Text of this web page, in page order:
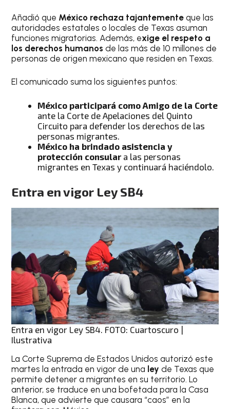
Añadió que México rechaza tajantemente que las
autoridades estatales o locales de Texas asuman
funciones migratorias. Además, exige el respeto a
los derechos humanos de las más de 10 millones de
personas de origen mexicano que residen en Texas.
El comunicado suma los siguientes puntos:
México participará como Amigo de la Corte
ante la Corte de Apelaciones del Quinto
Circuito para defender los derechos de las
personas migrantes.
México ha brindado asistencia y
protección consulara las personas
migrantes en Texas y continuará haciéndolo.
Entra en vigor Ley SB4
Entra en vigor Ley SB4. FOTO: Cuartoscuro |
Ilustrativa
La Corte Suprema de Estados Unidos autorizó este
martes la entrada en vigor de una ley de Texas que
permite detener a migrantes en su territorio. Lo
anterior, se traduce en una bofetada para la Casa
Blanca, que advierte que causara “caos” en la